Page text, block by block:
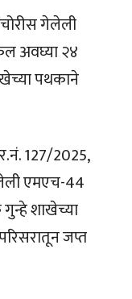
गेलेली
अवघ्या २४
पथकाने
127/2025,
एमएच-44
शाखेच्या
जप्त